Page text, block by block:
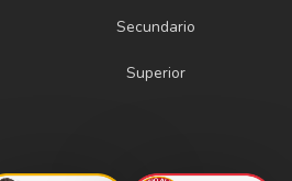
Secundario
Superior